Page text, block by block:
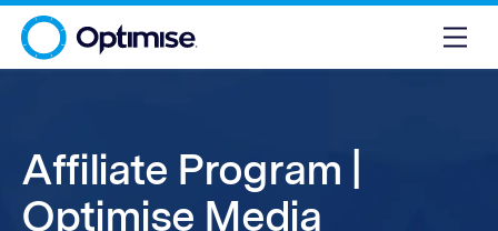
Affiliate Program |
Optimise Media